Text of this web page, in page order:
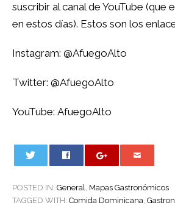
suscribir al canal de YouTube (que
en estos días). Estos son los
Instagram: @AfuegoAlto
Twitter: @AfuegoAlto
YouTube: AfuegoAlto
POSTED IN: General, Mapas Gastronómicos
TAGGED WITH: Comida Dominicana,